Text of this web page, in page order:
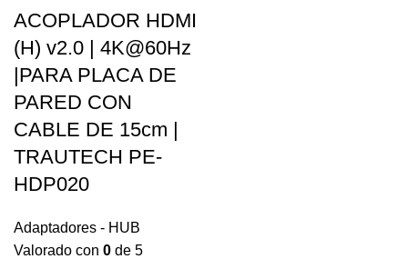
ACOPLADOR HDMI
(H) v2.0 | 4K@60Hz
|PARA PLACA DE
PARED CON
CABLE DE 15cm |
TRAUTECH PE-
HDP020
Adaptadores - HUB
Valorado con 0 de 5